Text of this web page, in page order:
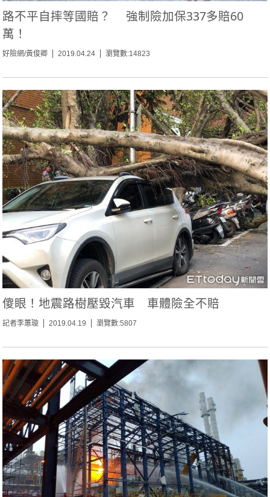
路不平自摔等國賠？ 強制險加保337多賠60
萬！
好險網/黃俊卿 2019.04.24 瀏覽數:14823
傻眼！地震路樹壓毀汽車 車體險全不賠
記者李蕙璇 2019.04.19 瀏覽數:5807